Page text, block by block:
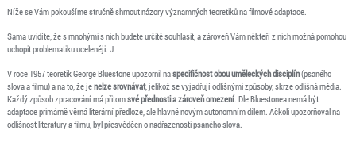
Níže se Vám pokoušíme stručně shrnout názory významných teoretiků na filmové adaptace.
Sama uvidíte, že s mnohými s nich budete určitě souhlasit, a zároveň Vám někteří z nich možná pomohou
uchopit problematiku uceleněji. J
V roce 1957teoretik George Bluestone upozornil naspecifičnost obou uměleckých disciplín(psaného
slova a filmu) a na to, že jenelze srovnávat, jelikož se vyjadřují odlišnými způsoby, skrze odlišná média.
Každý způsob zpracování má přitomsvé přednosti a zároveň omezení. Dle Bluestonea nemá být
adaptace primárně věrná literární předloze, ale hlavně novým autonomním dílem. Ačkoli upozorňoval na
odlišnost literatury a filmu, byl přesvědčen o nadřazenosti psaného slova.